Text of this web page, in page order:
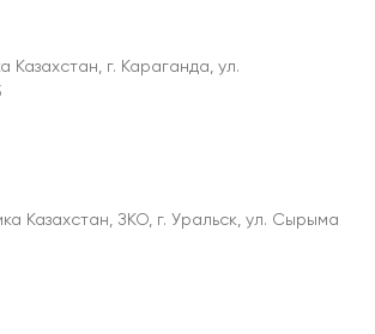
Казахстан, г. Караганда, ул.
Казахстан, ЗКО, г. Уральск, ул. Сырыма